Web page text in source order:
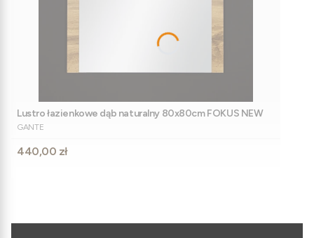
Lustro łazienkowe dąb naturalny 80x80cm FOKUS NEW
PRODUCENT
GANTE
Cena
440,00 zł